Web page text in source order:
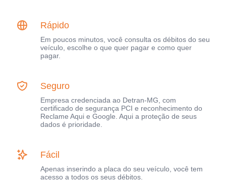
Rápido
Em poucos minutos, você consulta os débitos do seu
veículo, escolhe o que quer pagar e como quer
pagar.
Seguro
Empresa credenciada ao Detran-MG, com
certificado de segurança PCI e reconhecimento do
Reclame Aqui e Google. Aqui a proteção de seus
dados é prioridade.
Fácil
Apenas inserindo a placa do seu veículo, você tem
acesso a todos os seus débitos.